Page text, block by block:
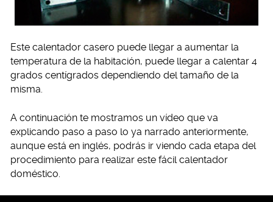
Este calentador casero puede llegar a aumentar la
temperatura de la habitación, puede llegar a calentar 4
grados centígrados dependiendo del tamaño de la
misma.
A continuación te mostramos un vídeo que va
explicando paso a paso lo ya narrado anteriormente,
aunque está en inglés, podrás ir viendo cada etapa del
procedimiento para realizar este fácil calentador
doméstico.